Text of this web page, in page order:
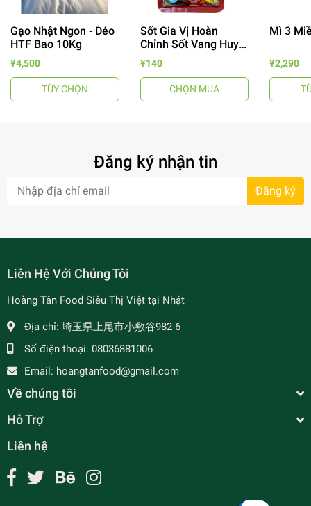
- 64%
- 7%
Gạo Nhật Ngon - Dẻo
HTF Bao 10Kg
¥4,500
TÙY CHỌN
Sốt Gia Vị Hoàn
Chỉnh Sốt Vang Huy
Tuấn
¥140
CHỌN MUA
Mì 3
¥2,290
Đăng ký nhận tin
Đăng ký
Liên Hệ Với Chúng Tôi
Hoàng Tân Food Siêu Thị Việt tại Nhật
Địa chỉ: 埼玉県上尾市小敷谷982-6
Số điện thoại: 08036881006
Email: hoangtanfood@gmail.com
Về chúng tôi
Hỗ Trợ
Liên hệ
undefined